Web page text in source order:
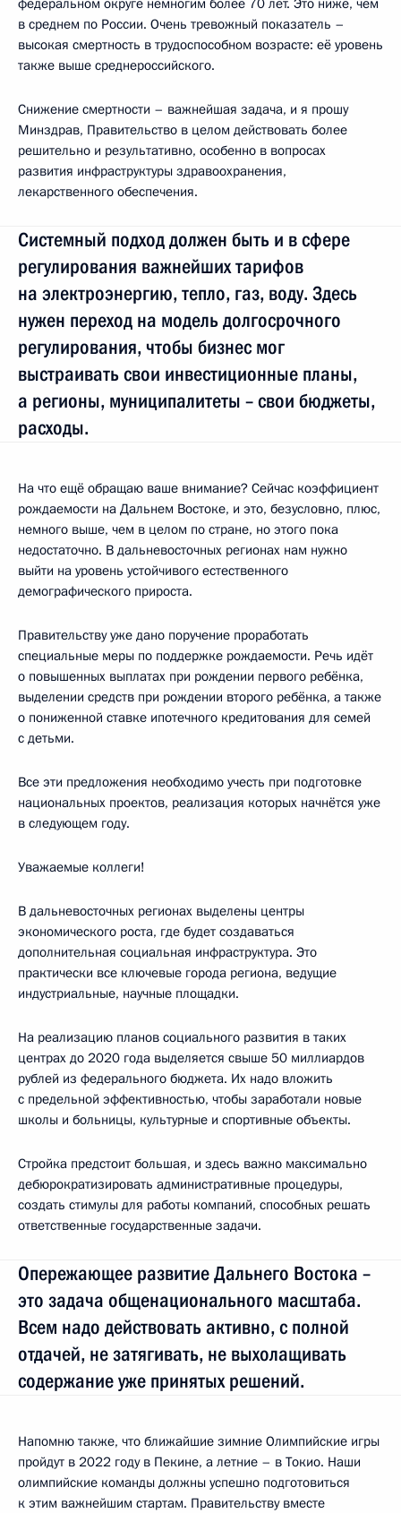
в среднем по России. Очень тревожный показатель –
высокая смертность в трудоспособном возрасте: её уровень
также выше среднероссийского.
Снижение смертности – важнейшая задача, и я прошу
Минздрав, Правительство в целом действовать более
решительно и результативно, особенно в вопросах
развития инфраструктуры здравоохранения,
лекарственного обеспечения.
Системный подход должен быть и в сфере
регулирования важнейших тарифов
на электроэнергию, тепло, газ, воду. Здесь
нужен переход на модель долгосрочного
регулирования, чтобы бизнес мог
выстраивать свои инвестиционные планы,
а регионы, муниципалитеты – свои бюджеты,
расходы.
На что ещё обращаю ваше внимание? Сейчас коэффициент
рождаемости на Дальнем Востоке, и это, безусловно, плюс,
немного выше, чем в целом по стране, но этого пока
недостаточно. В дальневосточных регионах нам нужно
выйти на уровень устойчивого естественного
демографического прироста.
Правительству уже дано поручение проработать
специальные меры по поддержке рождаемости. Речь идёт
о повышенных выплатах при рождении первого ребёнка,
выделении средств при рождении второго ребёнка, а также
о пониженной ставке ипотечного кредитования для семей
с детьми.
Все эти предложения необходимо учесть при подготовке
национальных проектов, реализация которых начнётся уже
в следующем году.
Уважаемые коллеги!
В дальневосточных регионах выделены центры
экономического роста, где будет создаваться
дополнительная социальная инфраструктура. Это
практически все ключевые города региона, ведущие
индустриальные, научные площадки.
На реализацию планов социального развития в таких
центрах до 2020 года выделяется свыше 50 миллиардов
рублей из федерального бюджета. Их надо вложить
с предельной эффективностью, чтобы заработали новые
школы и больницы, культурные и спортивные объекты.
Стройка предстоит большая, и здесь важно максимально
дебюрократизировать административные процедуры,
создать стимулы для работы компаний, способных решать
ответственные государственные задачи.
Опережающее развитие Дальнего Востока –
это задача общенационального масштаба.
Всем надо действовать активно, с полной
отдачей, не затягивать, не выхолащивать
содержание уже принятых решений.
Напомню также, что ближайшие зимние Олимпийские игры
пройдут в 2022 году в Пекине, а летние – в Токио. Наши
олимпийские команды должны успешно подготовиться
к этим важнейшим стартам. Правительству вместе